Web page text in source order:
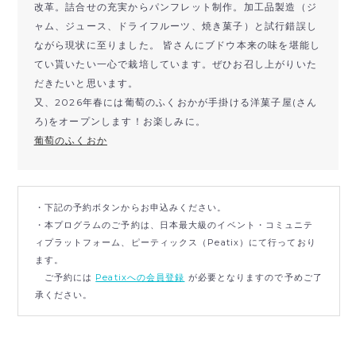
改革。詰合せの充実からパンフレット制作。加工品製造（ジ
ャム、ジュース、ドライフルーツ、焼き菓子）と試行錯誤し
ながら現状に至りました。 皆さんにブドウ本来の味を堪能し
てい貰いたい一心で栽培しています。ぜひお召し上がりいた
だきたいと思います。
又、2026年春には葡萄のふくおかが手掛ける洋菓子屋(さん
ろ)をオープンします！お楽しみに。
葡萄のふくおか
・下記の予約ボタンからお申込みください。
・本プログラムのご予約は、日本最大級のイベント・コミュニテ
ィプラットフォーム、ピーティックス（Peatix）にて行っており
ます。
ご予約には Peatixへの会員登録 が必要となりますので予めご了
承ください。